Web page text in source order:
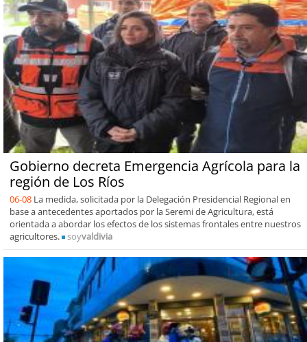
Gobierno decreta Emergencia Agrícola para la
región de Los Ríos
06-08 La medida, solicitada por la Delegación Presidencial Regional en
base a antecedentes aportados por la Seremi de Agricultura, está
orientada a abordar los efectos de los sistemas frontales entre nuestros
agricultores.
soyvaldivia